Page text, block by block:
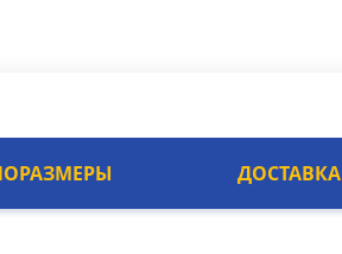
ДОСТАВКА